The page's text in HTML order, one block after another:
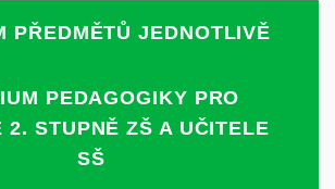
PŘEDMĚTŮ JEDNOTLIVĚ
PEDAGOGIKY PRO
2. STUPNĚ ZŠ A UČITELE
SŠ